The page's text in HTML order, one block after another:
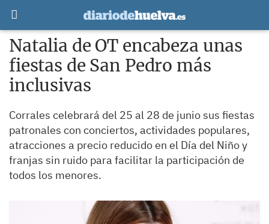
Natalia de OT encabeza unas
fiestas de San Pedro más
inclusivas
Corrales celebrará del 25 al 28 de junio sus fiestas
patronales con conciertos, actividades populares,
atracciones a precio reducido en el Día del Niño y
franjas sin ruido para facilitar la participación de
todos los menores.